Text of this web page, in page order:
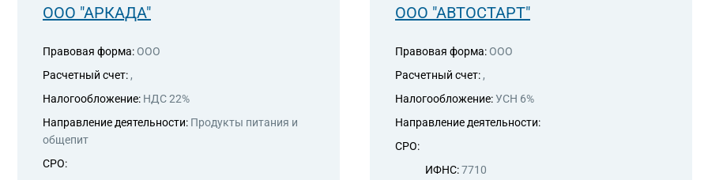
ООО "АРКАДА"
Правовая форма: ООО
Расчетный счет: ,
Налогообложение: НДС 22%
Направление деятельности: Продукты питания и
общепит
СРО:
ООО "АВТОСТАРТ"
Правовая форма: ООО
Расчетный счет: ,
Налогообложение:УСН 6%
Направление деятельности:
СРО:
ИФНС:7710